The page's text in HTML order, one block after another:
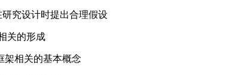
究设计时提出合理假设
关的形成
相关的基本概念